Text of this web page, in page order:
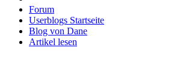
Forum
Userblogs Startseite
Blog von Dane
Artikel lesen